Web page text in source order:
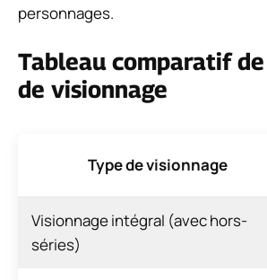
personnages.
Tableau comparatif
de visionnage
Type de visionnage
Visionnage intégral (avec hors-
séries)